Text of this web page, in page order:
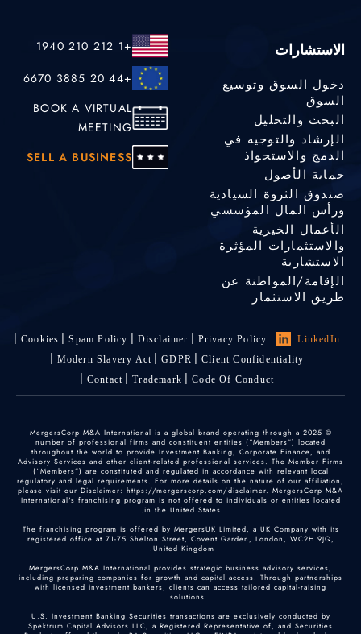
الاستشارات
دخول السوق وتوسيع
السوق
البحث والتحليل
الإرشاد والتوجيه في
الدمج والاستحواذ
حماية الأصول
صندوق الثروة السيادية
ورأس المال المؤسسي
الأعمال الخيرية
والاستثمارات المؤثرة
الاستشارية
الإقامة/المواطنة عن
طريق الاستثمار
+1 212 210 1940
+44 20 3885 6670
BOOK A VIRTUAL
MEETING
SELL A BUSINESS
LinkedIn
Privacy Policy
Disclaimer
Spam Policy
Cookies
Client Confidentiality
GDPR
Modern Slavery Act
Code Of Conduct
Trademark
Contact
© 2025 MergersCorp M&A International is a global brand operating through a
number of professional firms and constituent entities (“Members”) located
throughout the world to provide Investment Banking, Corporate Finance, and
Advisory Services and other client-related professional services. The Member Firms
(“Members”) are constituted and regulated in accordance with relevant local
regulatory and legal requirements. For more details on the nature of our affiliation,
please visit our Disclaimer: https://mergerscorp.com/disclaimer. MergersCorp M&A
International's franchising program is not offered to individuals or entities located
in the United States.
The franchising program is offered by MergersUK Limited, a UK Company with its
registered office at 71-75 Shelton Street, Covent Garden, London, WC2H 9JQ,
United Kingdom.
MergersCorp M&A International provides strategic business advisory services,
including preparing companies for growth and capital access. Through partnerships
with licensed investment bankers, clients can access tailored capital-raising
solutions.
U.S. Investment Banking Securities transactions are exclusively conducted by
Spektrum Capital Advisors LLC, a Registered Representative of, and Securities